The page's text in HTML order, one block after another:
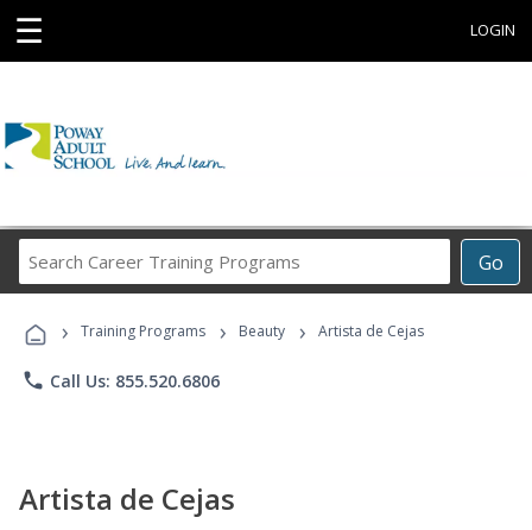
☰ LOGIN
Go
Career
Programs
› Training Programs › Beauty › Artista de Cejas
phone Call Us: 855.520.6806
Artista de Cejas